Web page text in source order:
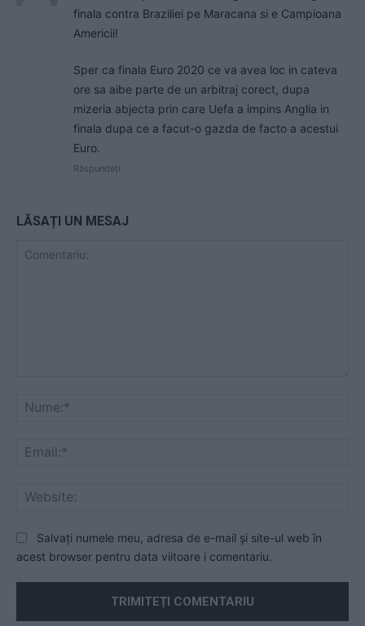
finala contra Braziliei pe Maracana si e Campioana
Americii!
Sper ca finala Euro 2020 ce va avea loc in cateva
ore sa aibe parte de un arbitraj corect, dupa
mizeria abjecta prin care Uefa a impins Anglia in
finala dupa ce a facut-o gazda de facto a acestui
Euro.
Răspundeți
LĂSAȚI UN MESAJ
Salvați numele meu, adresa de e-mail și site-ul web în
acest browser pentru data viitoare i comentariu.